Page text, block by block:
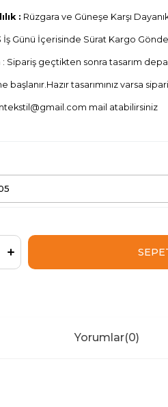
: Rüzgara ve Güneşe Karşı
İş Günü İçerisinde Sürat Kargo
: Sipariş geçtikten sonra tasarım
başlanır.Hazır tasarımınız varsa
mail atabilirsiniz
Yorumlar(0)